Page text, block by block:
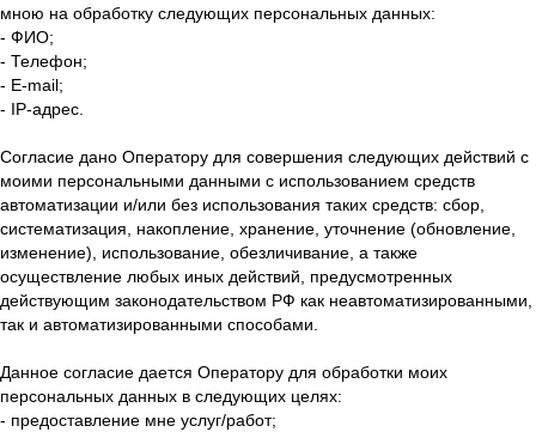
мною на обработку следующих персональных данных:
- ФИО;
- Телефон;
- E-mail;
- IP-адрес.
Согласие дано Оператору для совершения следующих действий с
моими персональными данными с использованием средств
автоматизации и/или без использования таких средств: сбор,
систематизация, накопление, хранение, уточнение (обновление,
изменение), использование, обезличивание, а также
осуществление любых иных действий, предусмотренных
действующим законодательством РФ как неавтоматизированными,
так и автоматизированными способами.
Данное согласие дается Оператору для обработки моих
персональных данных в следующих целях:
- предоставление мне услуг/работ;